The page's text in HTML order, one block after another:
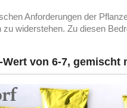
Anforderungen der
widerstehen. Zu diesen
Wert von 6-7, gemischt